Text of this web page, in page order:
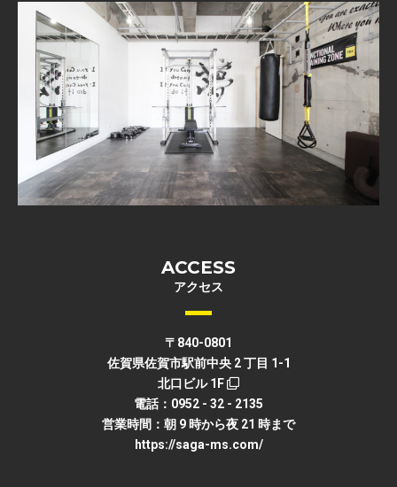
ACCESS
アクセス
〒840-0801
佐賀県佐賀市駅前中央 2 丁目 1-1
北口ビル 1F
電話：0952 - 32 - 2135
営業時間：朝 9 時から夜 21 時まで
https://saga-ms.com/